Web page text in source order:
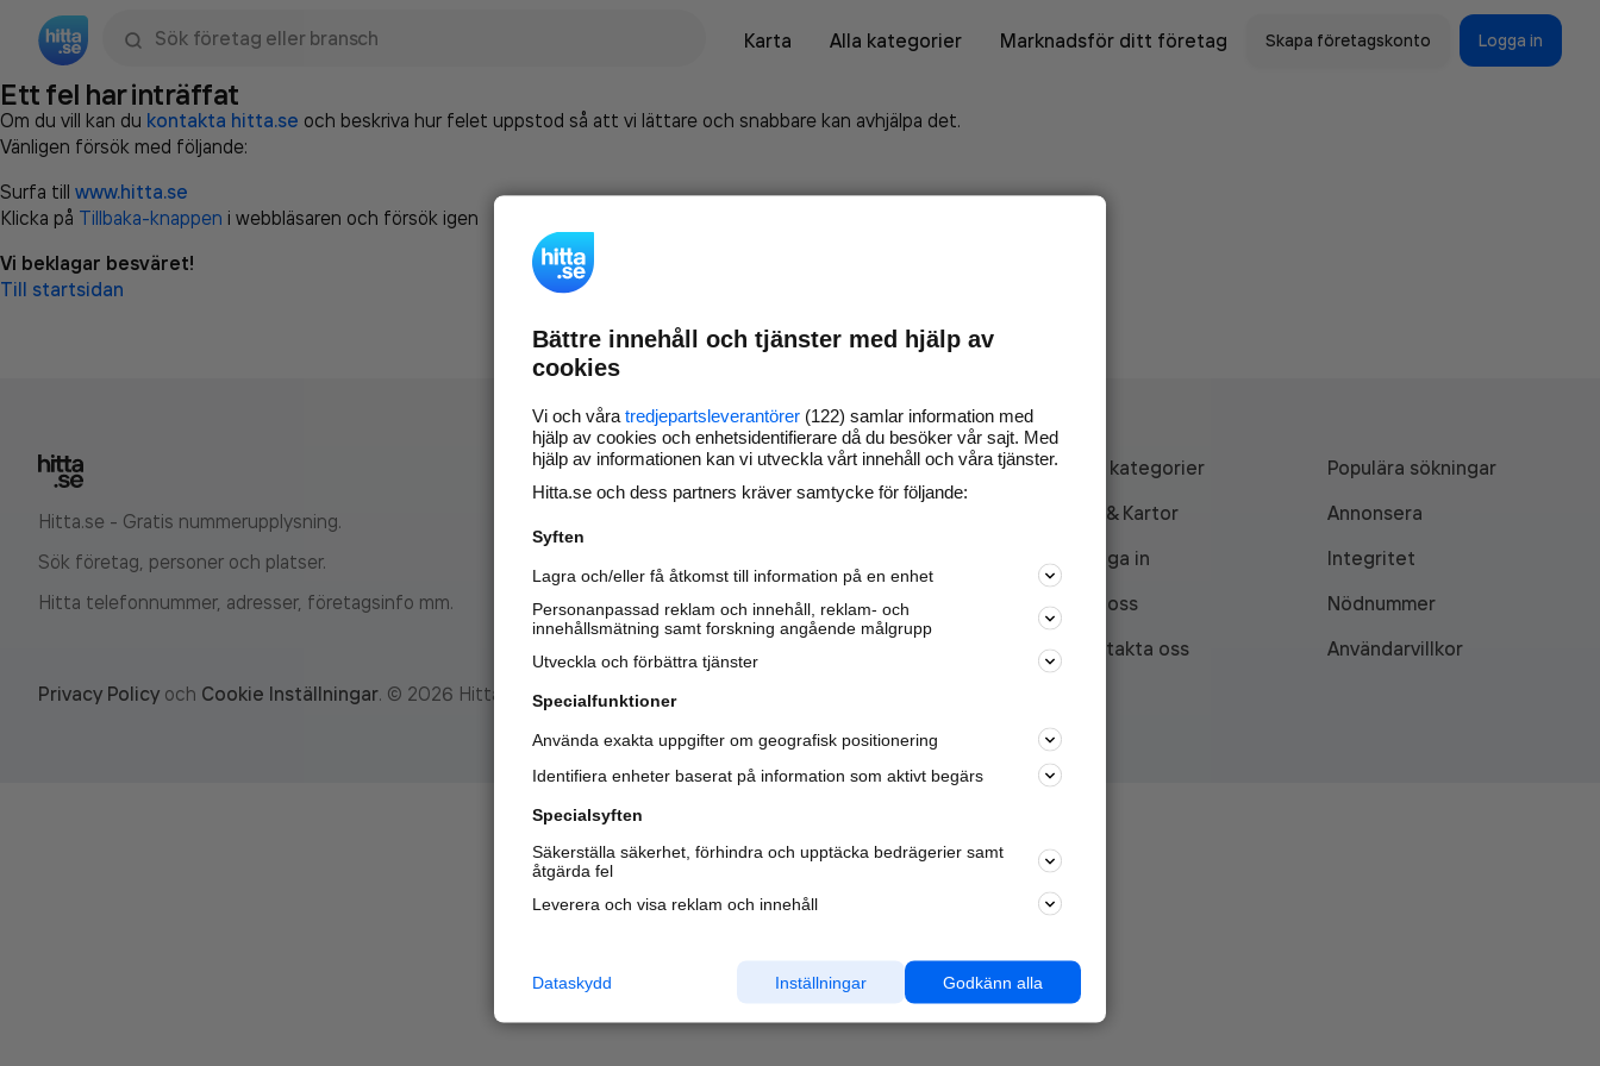
Karta
Alla kategorier Marknadsför ditt företag Skapa företagskonto Logga in
Ett fel har inträffat
Om du vill kan du kontakta hitta.se och beskriva hur felet uppstod så att vi lättare och snabbare kan avhjälpa det.
Vänligen försök med följande:
Surfa till www.hitta.se
Klicka på Tillbaka-knappen i webbläsaren och försök igen
Vi beklagar besväret!
Till startsidan
Hitta.se - Gratis nummerupplysning.
Sök företag, personer och platser.
Hitta telefonnummer, adresser, företagsinfo mm.
Marknadsför företaget på
nya kunder och
samarbetspartners nära dig.
Läs mer här
Alla kategorier
Populära sökningar
API & Kartor
Annonsera
Logga in
Integritet
Om oss
Nödnummer
Kontakta oss
Användarvillkor
Privacy Policy och Cookie Inställningar. © 2026 Hitta.se
Bättre innehåll och tjänster med hjälp av
cookies
Vi och våra tredjepartsleverantörer (122) samlar information med
hjälp av cookies och enhetsidentifierare då du besöker vår sajt. Med
hjälp av informationen kan vi utveckla vårt innehåll och våra tjänster.
Hitta.se och dess partners kräver samtycke för följande:
Syften
Lagra och/eller få åtkomst till information på en enhet
Personanpassad reklam och innehåll, reklam- och
innehållsmätning samt forskning angående målgrupp
Utveckla och förbättra tjänster
Specialfunktioner
Använda exakta uppgifter om geografisk positionering
Identifiera enheter baserat på information som aktivt begärs
Specialsyften
Säkerställa säkerhet, förhindra och upptäcka bedrägerier samt
åtgärda fel
Leverera och visa reklam och innehåll
Godkänn alla
Inställningar
Dataskydd